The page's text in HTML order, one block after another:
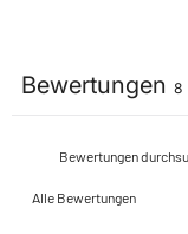
Bewertungen 8